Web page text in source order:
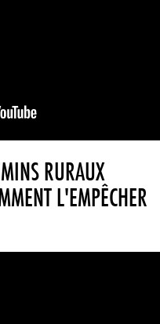
RURAUX
L'EMPÊCHER